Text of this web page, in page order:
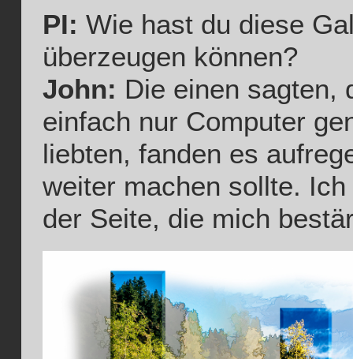
PI: Wie hast du diese
überzeugen können?
John: Die einen sagten,
einfach nur Computer
liebten, fanden es
weiter machen sollte.
der Seite, die mich